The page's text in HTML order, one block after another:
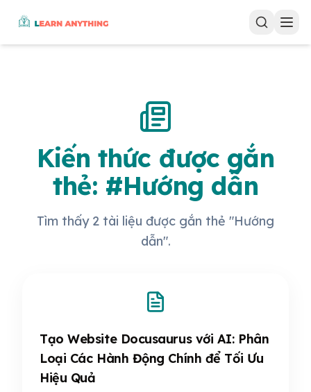
Kiến thức được gắn
thẻ: #Hướng dẫn
Tìm thấy 2 tài liệu được gắn thẻ "Hướng
dẫn".
Tạo Website Docusaurus với AI: Phân
Loại Các Hành Động Chính để Tối Ưu
Hiệu Quả